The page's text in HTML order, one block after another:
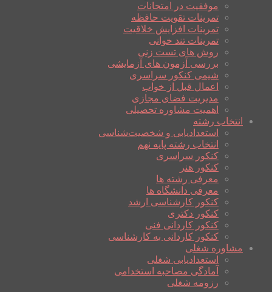
موفقیت در امتحانات
تمرینات تقویت حافظه
تمرینات افزایش خلاقیت
تمرینات تند خوانی
روش های تست زنی
بررسی آزمون های آزمایشی
شیمی کنکور سراسری
اعمال قبل از خواب
مدیریت فضای مجازی
اهمیت مشاوره تحصیلی
انتخاب رشته
استعدادیابی و شخصیت‌شناسی
انتخاب رشته پایه نهم
کنکور سراسری
کنکور هنر
معرفی رشته ها
معرفی دانشگاه ها
کنکور کارشناسی ارشد
کنکور دکتری
کنکور کاردانی فنی
کنکور کاردانی به کارشناسی
مشاوره شغلی
استعدادیابی شغلی
آمادگی مصاحبه استخدامی
رزومه شغلی